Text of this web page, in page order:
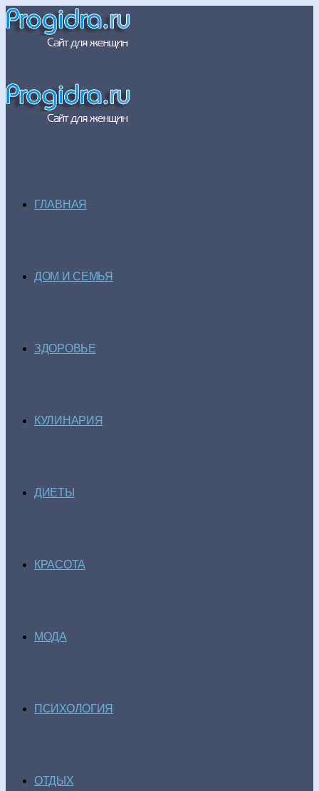
ГЛАВНАЯ
ДОМ И СЕМЬЯ
ЗДОРОВЬЕ
КУЛИНАРИЯ
ДИЕТЫ
КРАСОТА
МОДА
ПСИХОЛОГИЯ
ОТДЫХ